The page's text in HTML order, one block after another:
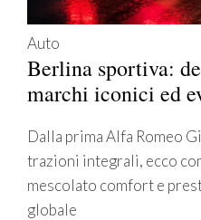
Auto
Berlina sportiva:
marchi iconici ed
Dalla prima Alfa Romeo
trazioni integrali, ecco
mescolato comfort e
globale